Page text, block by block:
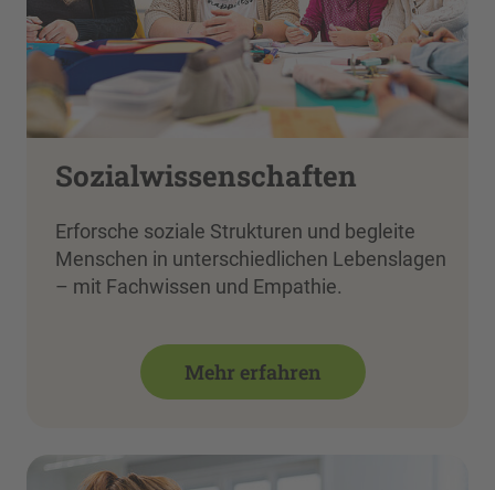
Sozialwissenschaften
Erforsche soziale Strukturen und begleite
Menschen in unterschiedlichen Lebenslagen
– mit Fachwissen und Empathie.
Mehr erfahren